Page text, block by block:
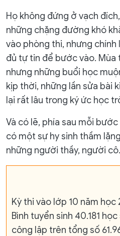
Họ không đứng ở vạch
những chặng đường khó
vào phòng thi, nhưng
đủ tự tin để bước vào. Mùa
nhưng những buổi học
kịp thời, những lần sửa bài
lại rất lâu trong ký ức học
Và có lẽ, phía sau mỗi
có một sự hy sinh thầm
những người thầy, người cô.
Kỳ thi vào lớp 10 năm học
Bình tuyển sinh 40.181
công lập trên tổng số